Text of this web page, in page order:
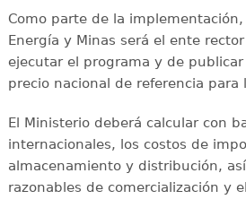
Como parte de la
Energía y Minas será el ente
ejecutar el programa y de
precio nacional de referencia para
El Ministerio deberá calcular con
internacionales, los costos de
almacenamiento y distribución,
razonables de comercialización y